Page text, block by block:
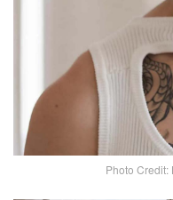
Photo Credit: